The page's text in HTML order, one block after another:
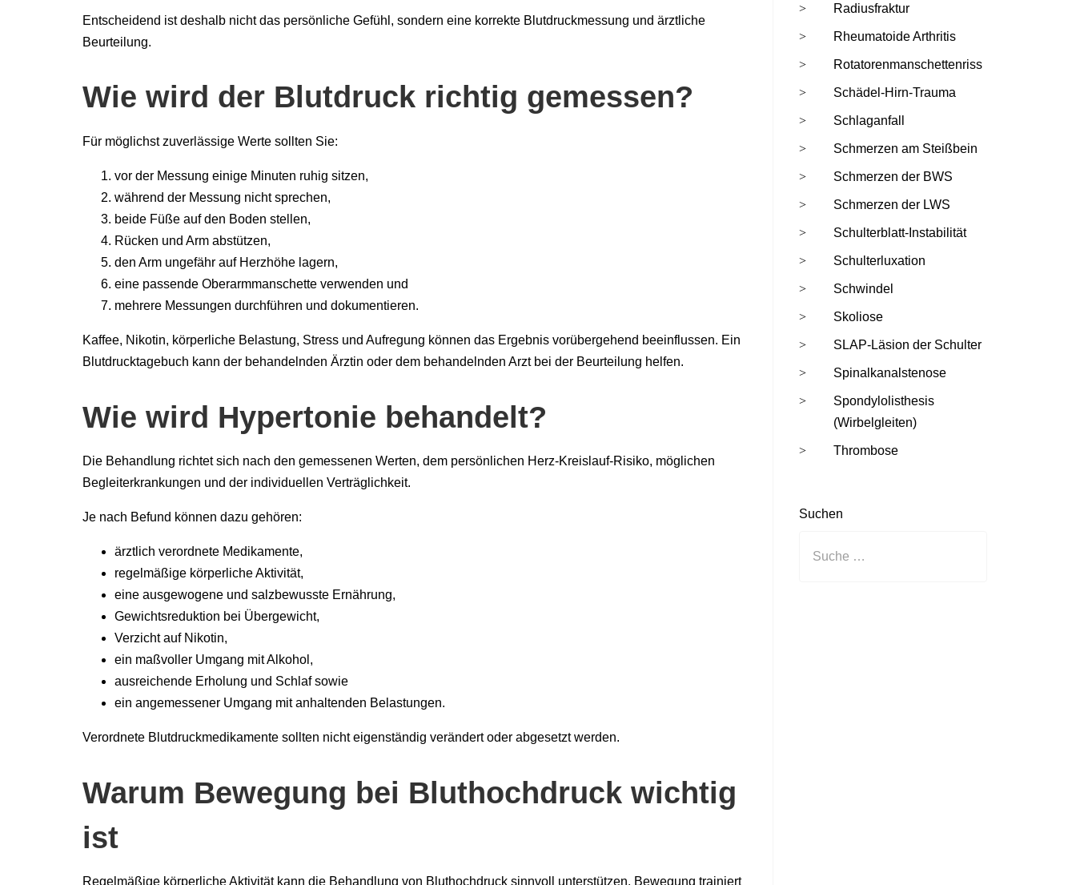
Entscheidend ist deshalb nicht das persönliche Gefühl, sondern eine korrekte Blutdruckmessung und ärztliche
Beurteilung.
Wie wird der Blutdruck richtig gemessen?
Für möglichst zuverlässige Werte sollten Sie:
vor der Messung einige Minuten ruhig sitzen,
während der Messung nicht sprechen,
beide Füße auf den Boden stellen,
Rücken und Arm abstützen,
den Arm ungefähr auf Herzhöhe lagern,
eine passende Oberarmmanschette verwenden und
mehrere Messungen durchführen und dokumentieren.
Kaffee, Nikotin, körperliche Belastung, Stress und Aufregung können das Ergebnis vorübergehend beeinflussen. Ein
Blutdrucktagebuch kann der behandelnden Ärztin oder dem behandelnden Arzt bei der Beurteilung helfen.
Wie wird Hypertonie behandelt?
Die Behandlung richtet sich nach den gemessenen Werten, dem persönlichen Herz-Kreislauf-Risiko, möglichen
Begleiterkrankungen und der individuellen Verträglichkeit.
Je nach Befund können dazu gehören:
ärztlich verordnete Medikamente,
regelmäßige körperliche Aktivität,
eine ausgewogene und salzbewusste Ernährung,
Gewichtsreduktion bei Übergewicht,
Verzicht auf Nikotin,
ein maßvoller Umgang mit Alkohol,
ausreichende Erholung und Schlaf sowie
ein angemessener Umgang mit anhaltenden Belastungen.
Verordnete Blutdruckmedikamente sollten nicht eigenständig verändert oder abgesetzt werden.
Warum Bewegung bei Bluthochdruck wichtig
ist
Regelmäßige körperliche Aktivität kann die Behandlung von Bluthochdruck sinnvoll unterstützen. Bewegung trainiert
Radiusfraktur
Rheumatoide Arthritis
Rotatorenmanschettenriss
Schädel-Hirn-Trauma
Schlaganfall
Schmerzen am Steißbein
Schmerzen der BWS
Schmerzen der LWS
Schulterblatt-Instabilität
Schulterluxation
Schwindel
Skoliose
SLAP-Läsion der Schulter
Spinalkanalstenose
Spondylolisthesis
(Wirbelgleiten)
Thrombose
Suchen